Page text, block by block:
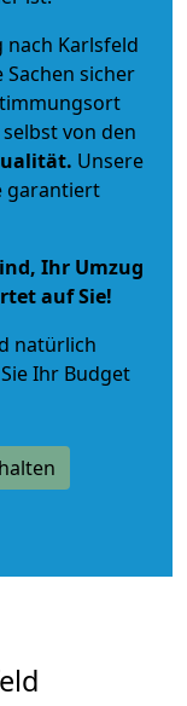
nach Karlsfeld
sicher
von den
. Unsere
garantiert
Ihr Umzug
auf Sie!
natürlich
Ihr Budget